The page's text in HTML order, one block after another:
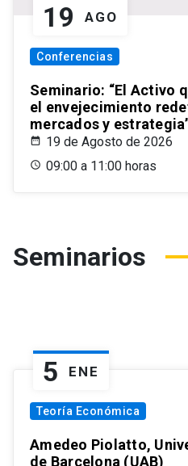
19 AGO
Conferencias
Seminario: “El Activo
el envejecimiento
mercados y
19 de Agosto de 2026
09:00 a 11:00 horas
Seminarios
5 ENE
Teoría Económica
Amedeo Piolatto,
de Barcelona (UAB)